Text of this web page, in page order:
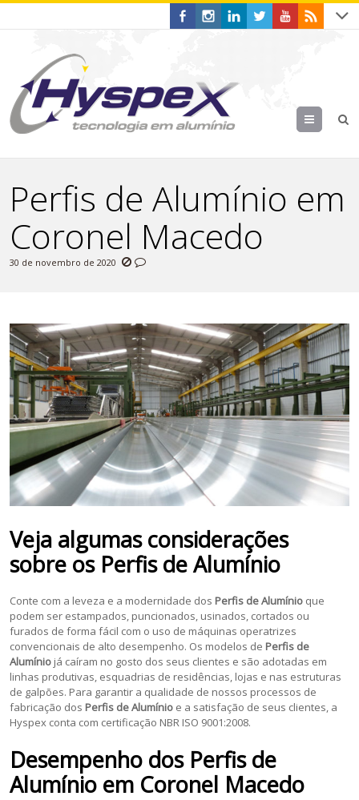
Menu
Perfis de Alumínio em
Coronel Macedo
30 de novembro de 2020
Veja algumas considerações
sobre os Perfis de Alumínio
Conte com a leveza e a modernidade dos Perfis de Alumínio que
podem ser estampados, puncionados, usinados, cortados ou
furados de forma fácil com o uso de máquinas operatrizes
convencionais de alto desempenho. Os modelos de Perfis de
Alumínio já caíram no gosto dos seus clientes e são adotadas em
linhas produtivas, esquadrias de residências, lojas e nas estruturas
de galpões. Para garantir a qualidade de nossos processos de
fabricação dos Perfis de Alumínio e a satisfação de seus clientes, a
Hyspex conta com certificação NBR ISO 9001:2008.
Desempenho dos Perfis de
Alumínio em Coronel Macedo